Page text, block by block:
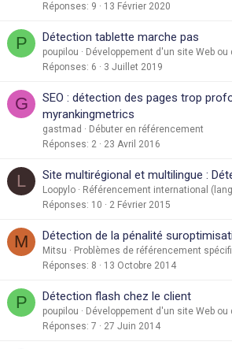
Réponses 9 13 Février 2020
P Détection tablette marche pas
poupilou
Développement d'un site Web ou
Réponses 6 3 Juillet 2019
G
SEO : détection des pages trop
myrankingmetrics
gastmad
Débuter en référencement
Réponses 2 23 Avril 2016
L Site multirégional et multilingue :
Loopylo
Référencement international
Réponses 10 2 Février 2015
M Détection de la pénalité
Mitsu
Problèmes de référencement
Réponses 8 13 Octobre 2014
P Détection flash chez le client
poupilou
Développement d'un site Web ou
Réponses 7 27 Juin 2014